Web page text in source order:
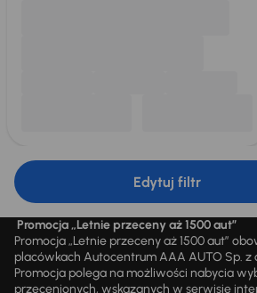
Edytuj filtr
Promocja „Letnie przeceny aż 1500 aut”
Promocja „Letnie przeceny aż 1500 aut”
placówkach Autocentrum AAA AUTO Sp. z
Promocja polega na możliwości nabycia
przecenionych, wskazanych w serwisie